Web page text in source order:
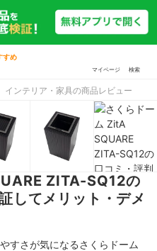
すめ
マイページ 検索
インテリア・家具の商品レビュー
ZITA-SQ12の
してメリット・デメ
すさが気になるさくらドーム